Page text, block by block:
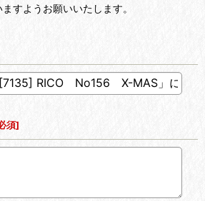
すようお願いいたします。
須]